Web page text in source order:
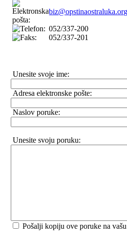
biz@opstinaostraluka.org
052/337-200
052/337-201
Unesite svoje ime:
Adresa elektronske pošte:
Naslov poruke:
Unesite svoju poruku:
Pošalji kopiju ove poruke na